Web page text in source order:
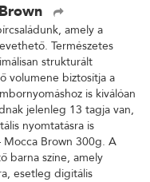
amely a
Természetes
strukturált
volumene biztosítja a
is kiválóan
jelenleg 13 tagja van,
nyomtatásra is
Mocca Brown 300g. A
barna színe, amely
esetleg digitális